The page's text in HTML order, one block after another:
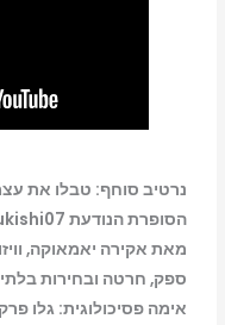
נרטיב סוחף: טבלו את
מאת אקירה יאמאוקה,
ספק, חרטה ובחירות